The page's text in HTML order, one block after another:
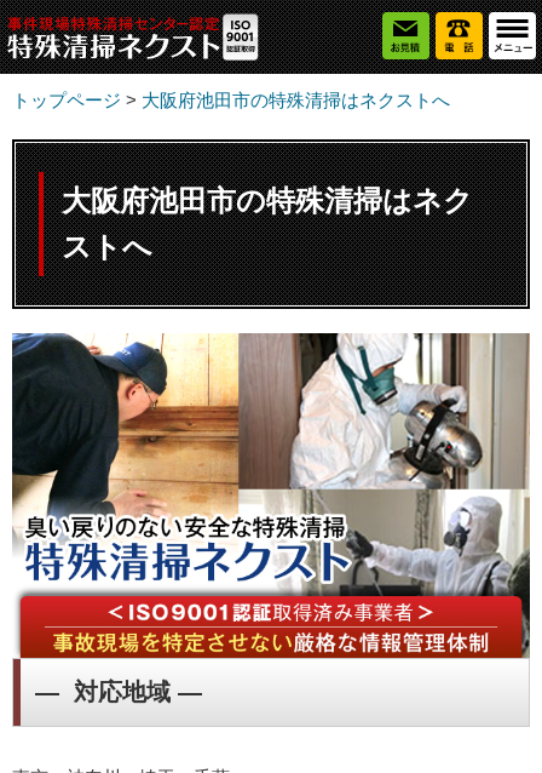
トップページ > 大阪府池田市の特殊清掃はネクストへ
大阪府池田市の特殊清掃はネク
ストへ
― 対応地域 ―